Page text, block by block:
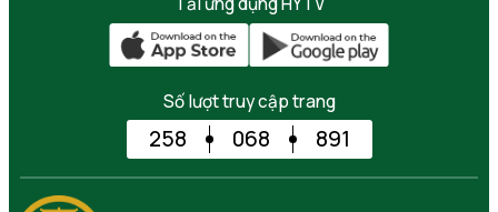
Số lượt truy cập trang
258 068 891